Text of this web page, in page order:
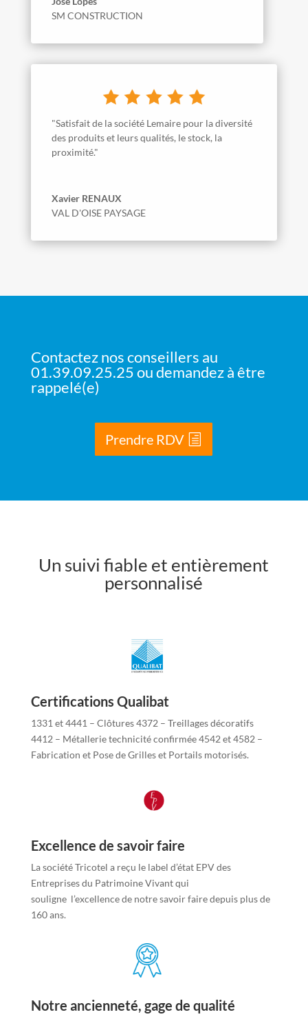
SM CONSTRUCTION
"Satisfait de la société Lemaire pour la diversité
des produits et leurs qualités, le stock, la
proximité."
Xavier RENAUX
VAL D'OISE PAYSAGE
Contactez nos conseillers au
01.39.09.25.25 ou demandez à être
rappelé(e)
Prendre RDV
Un suivi fiable et entièrement
personnalisé
Certifications Qualibat
1331 et 4441 – Clôtures 4372 – Treillages décoratifs
4412 – Métallerie technicité confirmée 4542 et 4582 –
Fabrication et Pose de Grilles et Portails motorisés.
Excellence de savoir faire
La société Tricotel a reçu le label d’état EPV des
Entreprises du Patrimoine Vivant qui
souligne l’excellence de notre savoir faire depuis plus de
160 ans.
Notre ancienneté, gage de qualité